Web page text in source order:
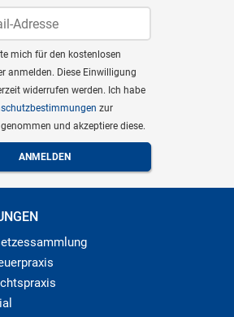
mich für den kostenlosen
anmelden. Diese Einwilligung
widerrufen werden. Ich habe
zur
und akzeptiere diese.